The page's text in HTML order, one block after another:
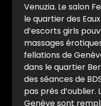
Venuzia. Le salon
le quartier des
d’escorts girls
massages
fellations de
dans le quartier
des séances de
pas près d’oublier.
Genève sont